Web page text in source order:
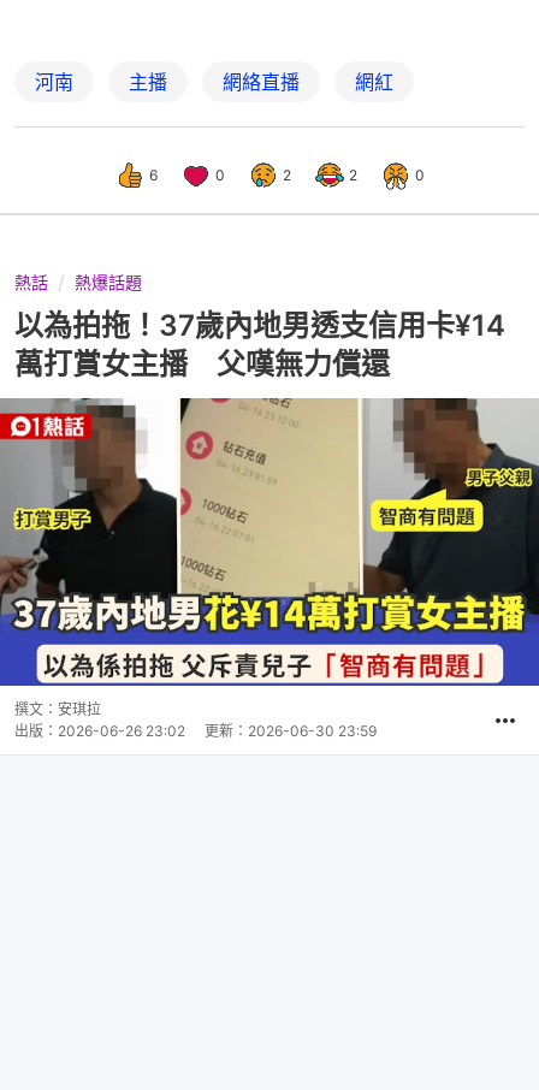
河南 主播 網絡直播 網紅
6 0 2 2 0
熱話 熱爆話題
以為拍拖！37歲內地男透支信用卡¥14
萬打賞女主播 父嘆無力償還
撰文： 安琪拉
出版： 2026-06-26 23:02 更新： 2026-06-30 23:59